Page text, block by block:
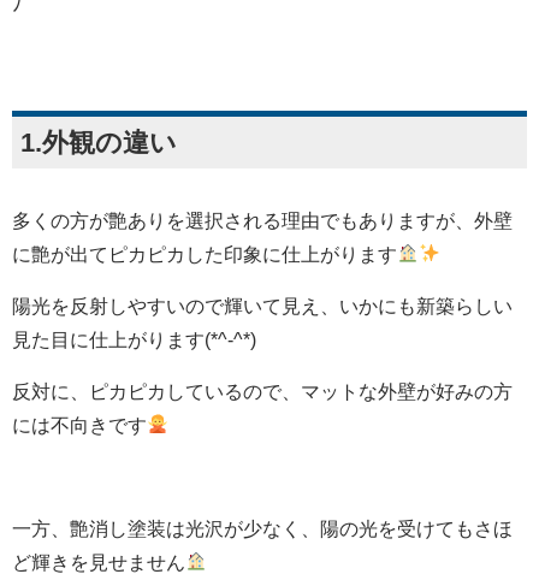
ﾉ
1.外観の違い
多くの方が艶ありを選択される理由でもありますが、外壁
に艶が出てピカピカした印象に仕上がります
陽光を反射しやすいので輝いて見え、いかにも新築らしい
見た目に仕上がります(*^-^*)
反対に、ピカピカしているので、マットな外壁が好みの方
には不向きです
一方、艶消し塗装は光沢が少なく、陽の光を受けてもさほ
ど輝きを見せません